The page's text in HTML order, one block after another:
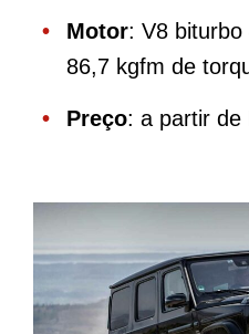
Motor: V8
86,7 kgfm de
Preço: a partir de